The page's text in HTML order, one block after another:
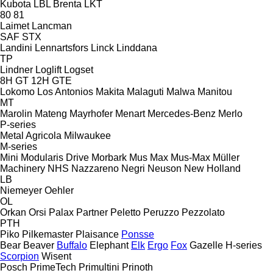
Kubota LBL Brenta LKT
80 81
Laimet Lancman
SAF STX
Landini Lennartsfors Linck Linddana
TP
Lindner Loglift Logset
8H GT 12H GTE
Lokomo Los Antonios Makita Malaguti Malwa Manitou
MT
Marolin Mateng Mayrhofer Menart Mercedes-Benz Merlo
P-series
Metal Agricola Milwaukee
M-series
Mini Modularis Drive Morbark Mus Max Mus-Max Müller
Machinery NHS Nazzareno Negri Neuson New Holland
LB
Niemeyer Oehler
OL
Orkan Orsi Palax Partner Peletto Peruzzo Pezzolato
PTH
Piko Pilkemaster Plaisance Ponsse
Bear Beaver Buffalo Elephant Elk Ergo Fox Gazelle H-series
Scorpion Wisent
Posch PrimeTech Primultini Prinoth